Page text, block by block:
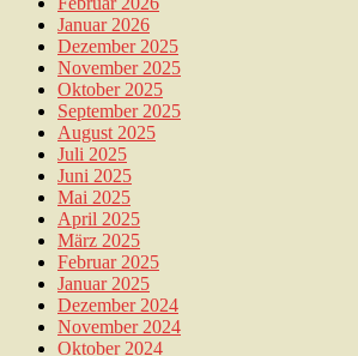
Januar 2026
Dezember 2025
November 2025
Oktober 2025
September 2025
August 2025
Juli 2025
Juni 2025
Mai 2025
April 2025
März 2025
Februar 2025
Januar 2025
Dezember 2024
November 2024
Oktober 2024